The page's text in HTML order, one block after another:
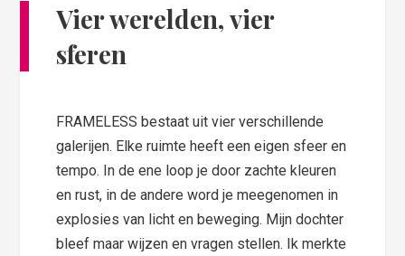
Vier werelden, vier
sferen
FRAMELESS bestaat uit vier verschillende
galerijen. Elke ruimte heeft een eigen sfeer en
tempo. In de ene loop je door zachte kleuren
en rust, in de andere word je meegenomen in
explosies van licht en beweging. Mijn dochter
bleef maar wijzen en vragen stellen. Ik merkte